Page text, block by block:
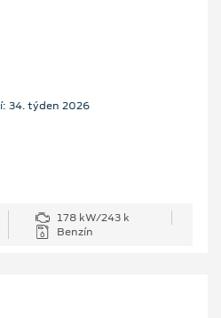
34. týden 2026
178 kW/243 k
Benzín